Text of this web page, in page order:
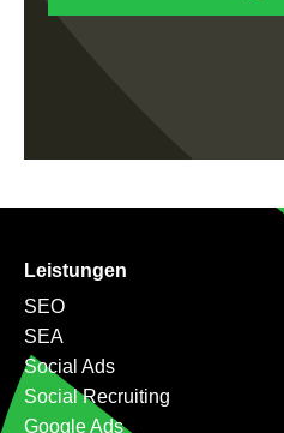
Leistungen
SEO
SEA
Social Ads
Social Recruiting
Google Ads